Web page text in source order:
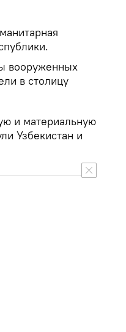
вооруженных
в столицу
и материальную
Узбекистан и